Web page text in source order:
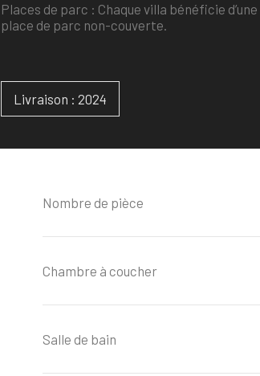
Places de parc : Chaque villa bénéficie
place de parc non-couverte.
Livraison : 2024
Nombre de pièce
Chambre à coucher
Salle de bain